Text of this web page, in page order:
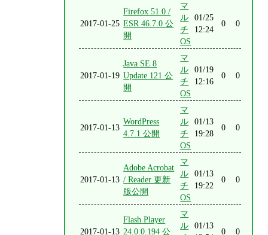
2017-01-25
Firefox 51.0 /
ESR 46.7.0 公
開
マ
ル
チ
OS
01/25
12:24
0 0
2017-01-19
Java SE 8
Update 121 公
開
マ
ル
チ
OS
01/19
12:16
0 0
2017-01-13
WordPress
4.7.1 公開
マ
ル
チ
OS
01/13
19:28
0 0
2017-01-13
Adobe Acrobat
/ Reader 更新
版公開
マ
ル
チ
OS
01/13
19:22
0 0
2017-01-13
Flash Player
24.0.0.194 公
マ
ル
01/13
0 0